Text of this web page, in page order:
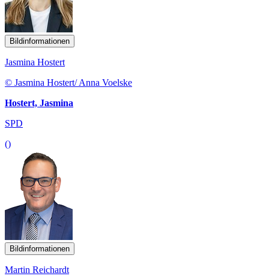
Bildinformationen
Jasmina Hostert
© Jasmina Hostert/ Anna Voelske
Hostert, Jasmina
SPD
()
Bildinformationen
Martin Reichardt